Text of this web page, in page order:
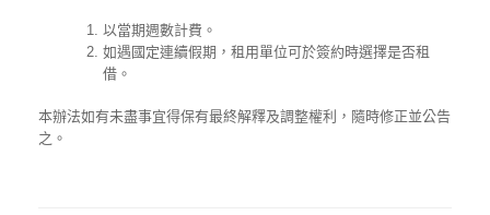
以當期週數計費。
如遇國定連續假期，租用單位可於簽約時選擇是否租
借。
本辦法如有未盡事宜得保有最終解釋及調整權利，隨時修正並公告
之。